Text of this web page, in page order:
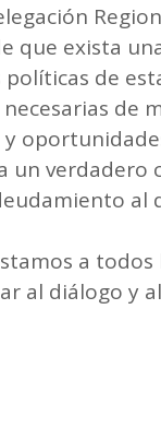
que exista
de
de
un verdadero
al
a
al diálogo y